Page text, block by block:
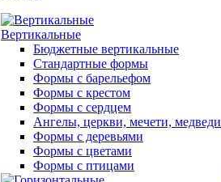
Вертикальные
Бюджетные вертикальные
Стандартные формы
Формы с барельефом
Формы с крестом
Формы с сердцем
Ангелы, церкви, мечети, медведи
Формы с деревьями
Формы с цветами
Формы с птицами